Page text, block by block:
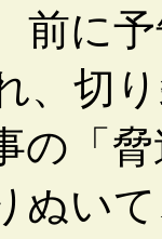
に
、切
の「
ぬい